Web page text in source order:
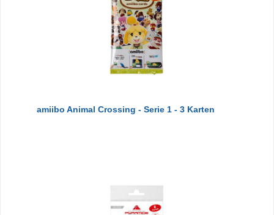
amiibo Animal Crossing - Serie 1 - 3 Karten